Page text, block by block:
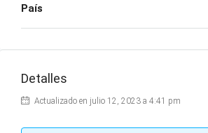
País
Detalles
Actualizado en julio 12, 2023 a 4:41 pm